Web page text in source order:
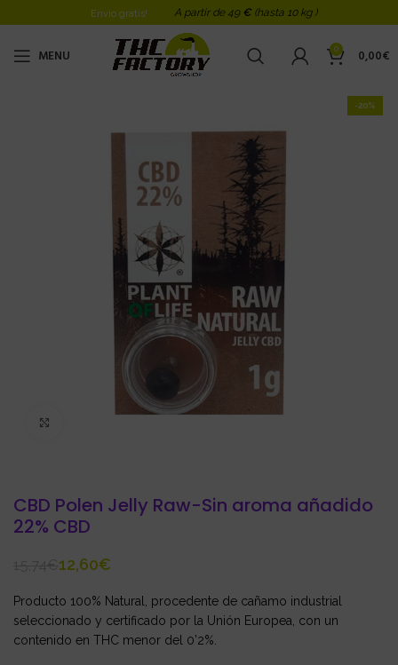
Envio gratis! A partir de 49 € (hasta 10 kg )
MENU 0 0,00€
-20%
CBD Polen Jelly Raw-Sin aroma añadido
22% CBD
12,60€
Producto 100% Natural, procedente de cañamo industrial
seleccionado y certificado por la Unión Europea, con un
contenido en THC menor del 0’2%.